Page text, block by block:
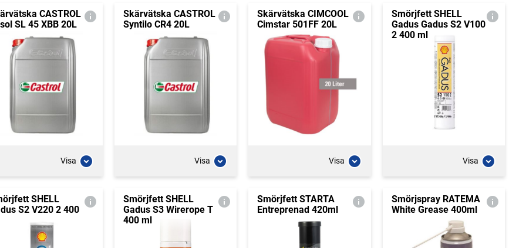
CASTROL
SL 45 XBB 20L
Visa
Skärvätska CASTROL
Syntilo CR4 20L
Visa
Skärvätska CIMCOOL
Cimstar 501FF 20L
Visa
Smörjfett SHELL
Gadus Gadus S2 V100
2 400 ml
Visa
SHELL
S2 V220 2 400
Smörjfett SHELL
Gadus S3 Wirerope T
400 ml
Smörjfett STARTA
Entreprenad 420ml
Smörjspray RATEMA
White Grease 400ml